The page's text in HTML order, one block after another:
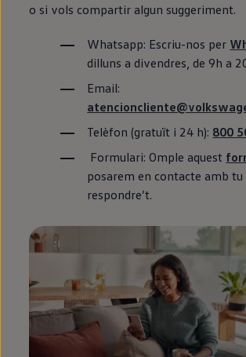
o si vols compartir algun suggeriment.
Whatsapp: Escriu-nos per
dilluns a divendres, de 9h a
Email:
Telèfon (gratuït i 24 h): 800
Formulari: Omple aquest
posarem en contacte amb tu
respondre’t.